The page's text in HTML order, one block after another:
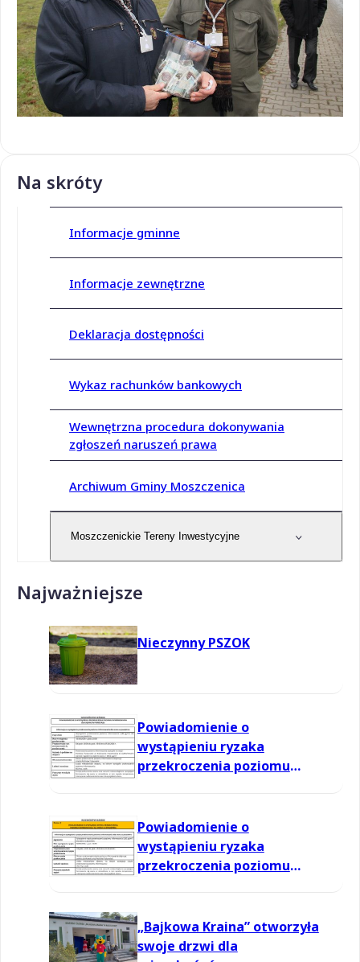
Na skróty
Informacje gminne
Informacje zewnętrzne
Deklaracja dostępności
Wykaz rachunków bankowych
Wewnętrzna procedura dokonywania
zgłoszeń naruszeń prawa
Archiwum Gminy Moszczenica
Moszczenickie Tereny Inwestycyjne
Najważniejsze
Nieczynny PSZOK
Powiadomienie o
wystąpieniu ryzaka
przekroczenia poziomu
Powiadomienie o
wystąpieniu ryzaka
przekroczenia poziomu
„Bajkowa Kraina” otworzyła
swoje drzwi dla